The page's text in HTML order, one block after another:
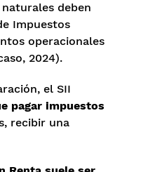
deben
Impuestos
operacionales
2024).
el SII
pagar impuestos
recibir una